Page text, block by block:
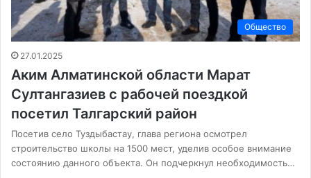
Общество
27.01.2025
Аким Алматинской области Марат
Султангазиев с рабочей поездкой
посетил Талгарский район
Посетив село Туздыбастау, глава региона осмотрел
строительство школы на 1500 мест, уделив особое внимание
состоянию данного объекта. Он подчеркнул необходимость…